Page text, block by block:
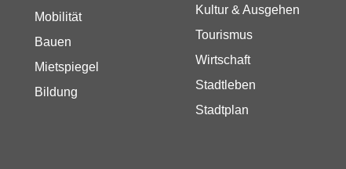
Mobilität
Bauen
Mietspiegel
Bildung
Kultur & Ausgehen
Tourismus
Wirtschaft
Stadtleben
Stadtplan